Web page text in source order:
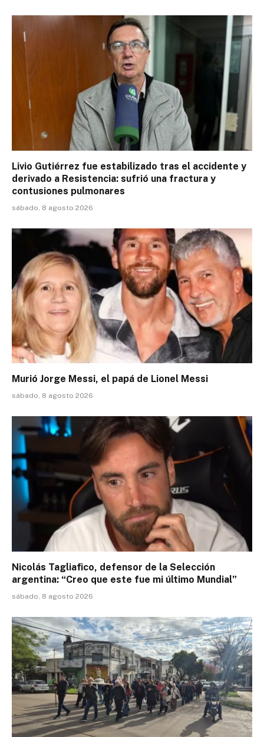
Livio Gutiérrez fue estabilizado tras el accidente y
derivado a Resistencia: sufrió una fractura y
contusiones pulmonares
sábado, 8 agosto 2026
Murió Jorge Messi, el papá de Lionel Messi
sábado, 8 agosto 2026
Nicolás Tagliafico, defensor de la Selección
argentina: “Creo que este fue mi último Mundial”
sábado, 8 agosto 2026